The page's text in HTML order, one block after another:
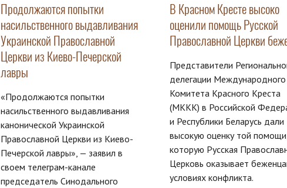
Продолжаются попытки
насильственного выдавливания
Украинской Православной
Церкви из Киево-Печерской
лавры
«Продолжаются попытки
насильственного выдавливания
канонической Украинской
Православной Церкви из Киево-
Печерской лавры», — заявил в
своем телеграм-канале
председатель Синодального
В Красном Кресте высоко
оценили помощь Русской
Православной Церкви
Представители
делегации Международного
Комитета Красного Креста
(МККК) в Российской
и Республики Беларусь дали
высокую оценку той
которую Русская
Церковь оказывает
условиях конфликта.